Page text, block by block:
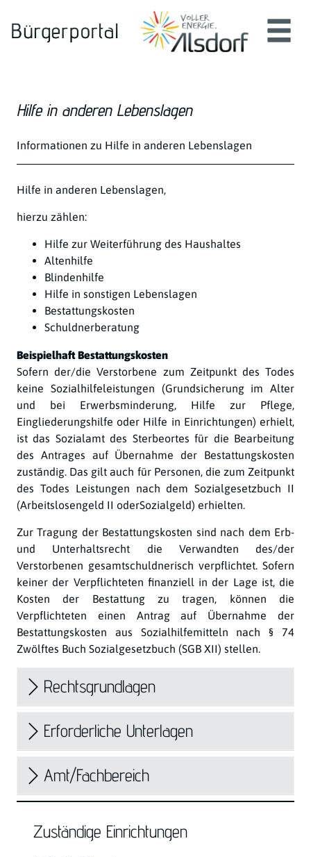
Hilfe in anderen Lebenslagen
Kurzbeschreibung
Informationen zu Hilfe in anderen Lebenslagen
Beschreibung
Hilfe in anderen Lebenslagen,
hierzu zählen:
Hilfe zur Weiterführung des Haushaltes
Altenhilfe
Blindenhilfe
Hilfe in sonstigen Lebenslagen
Bestattungskosten
Schuldnerberatung
Beispielhaft Bestattungskosten
Sofern der/die Verstorbene zum Zeitpunkt des Todes
keine Sozialhilfeleistungen (Grundsicherung im Alter
und bei Erwerbsminderung, Hilfe zur Pflege,
Eingliederungshilfe oder Hilfe in Einrichtungen) erhielt,
ist das Sozialamt des Sterbeortes für die Bearbeitung
des Antrages auf Übernahme der Bestattungskosten
zuständig. Das gilt auch für Personen, die zum Zeitpunkt
des Todes Leistungen nach dem Sozialgesetzbuch II
(Arbeitslosengeld II oderSozialgeld) erhielten.
Zur Tragung der Bestattungskosten sind nach dem Erb-
und Unterhaltsrecht die Verwandten des/der
Verstorbenen gesamtschuldnerisch verpflichtet. Sofern
keiner der Verpflichteten finanziell in der Lage ist, die
Kosten der Bestattung zu tragen, können die
Verpflichteten einen Antrag auf Übernahme der
Bestattungskosten aus Sozialhilfemitteln nach § 74
Zwölftes Buch Sozialgesetzbuch (SGB XII) stellen.
Rechtsgrundlagen
Erforderliche Unterlagen
Amt/Fachbereich
Zuständige Einrichtungen